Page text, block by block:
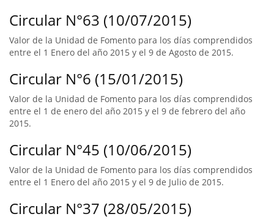
Circular N°63 (10/07/2015)
Valor de la Unidad de Fomento para los días comprendidos
entre el 1 Enero del año 2015 y el 9 de Agosto de 2015.
Circular N°6 (15/01/2015)
Valor de la Unidad de Fomento para los días comprendidos
entre el 1 de enero del año 2015 y el 9 de febrero del año
2015.
Circular N°45 (10/06/2015)
Valor de la Unidad de Fomento para los días comprendidos
entre el 1 Enero del año 2015 y el 9 de Julio de 2015.
Circular N°37 (28/05/2015)